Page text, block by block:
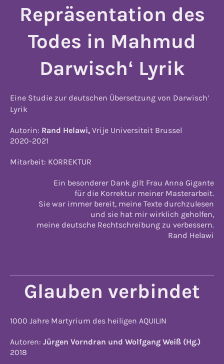
Repräsentation des
Todes in Mahmud
Darwischʻ Lyrik
Eine Studie zur deutschen Übersetzung von Darwischʻ
Lyrik
Autorin: Rand Helawi, Vrije Universiteit Brussel
2020-2021
Mitarbeit: KORREKTUR
Ein besonderer Dank gilt Frau Anna Gigante
für die Korrektur meiner Masterarbeit.
Sie war immer bereit, meine Texte durchzulesen
und sie hat mir wirklich geholfen,
meine deutsche Rechtschreibung zu verbessern.
Rand Helawi
Glauben verbindet
1000 Jahre Martyrium des heiligen AQUILIN
Autoren: Jürgen Vorndran und Wolfgang Weiß (Hg.)
2018